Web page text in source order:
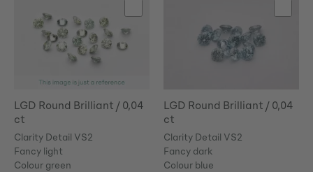
LGD Round Brilliant / 0,04
ct
Clarity Detail VS2
Fancy light
Colour green
LGD Round Brilliant / 0,04
ct
Clarity Detail VS2
Fancy dark
Colour blue